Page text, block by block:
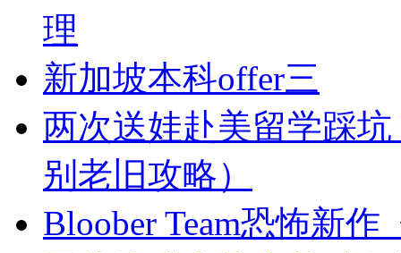
理
新加坡本科offer三
两次送娃赴美留学踩
别老旧攻略）
Bloober Team恐怖新作